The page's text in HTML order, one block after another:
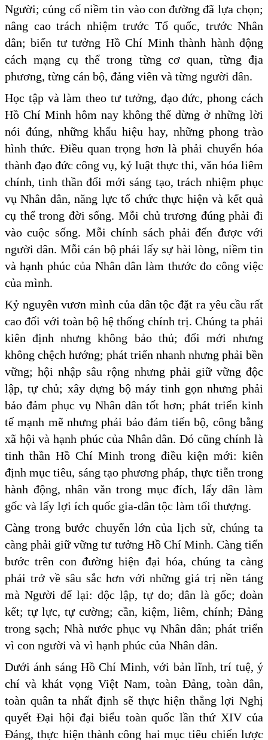
Người; củng cố niềm tin vào con đường đã lựa chọn;
nâng cao trách nhiệm trước Tổ quốc, trước Nhân
dân; biến tư tưởng Hồ Chí Minh thành hành động
cách mạng cụ thể trong từng cơ quan, từng địa
phương, từng cán bộ, đảng viên và từng người dân.
Học tập và làm theo tư tưởng, đạo đức, phong cách
Hồ Chí Minh hôm nay không thể dừng ở những lời
nói đúng, những khẩu hiệu hay, những phong trào
hình thức. Điều quan trọng hơn là phải chuyển hóa
thành đạo đức công vụ, kỷ luật thực thi, văn hóa liêm
chính, tinh thần đổi mới sáng tạo, trách nhiệm phục
vụ Nhân dân, năng lực tổ chức thực hiện và kết quả
cụ thể trong đời sống. Mỗi chủ trương đúng phải đi
vào cuộc sống. Mỗi chính sách phải đến được với
người dân. Mỗi cán bộ phải lấy sự hài lòng, niềm tin
và hạnh phúc của Nhân dân làm thước đo công việc
của mình.
Kỷ nguyên vươn mình của dân tộc đặt ra yêu cầu rất
cao đối với toàn bộ hệ thống chính trị. Chúng ta phải
kiên định nhưng không bảo thủ; đổi mới nhưng
không chệch hướng; phát triển nhanh nhưng phải bền
vững; hội nhập sâu rộng nhưng phải giữ vững độc
lập, tự chủ; xây dựng bộ máy tinh gọn nhưng phải
bảo đảm phục vụ Nhân dân tốt hơn; phát triển kinh
tế mạnh mẽ nhưng phải bảo đảm tiến bộ, công bằng
xã hội và hạnh phúc của Nhân dân. Đó cũng chính là
tinh thần Hồ Chí Minh trong điều kiện mới: kiên
định mục tiêu, sáng tạo phương pháp, thực tiễn trong
hành động, nhân văn trong mục đích, lấy dân làm
gốc và lấy lợi ích quốc gia-dân tộc làm tối thượng.
Càng trong bước chuyển lớn của lịch sử, chúng ta
càng phải giữ vững tư tưởng Hồ Chí Minh. Càng tiến
bước trên con đường hiện đại hóa, chúng ta càng
phải trở về sâu sắc hơn với những giá trị nền tảng
mà Người để lại: độc lập, tự do; dân là gốc; đoàn
kết; tự lực, tự cường; cần, kiệm, liêm, chính; Đảng
trong sạch; Nhà nước phục vụ Nhân dân; phát triển
vì con người và vì hạnh phúc của Nhân dân.
Dưới ánh sáng Hồ Chí Minh, với bản lĩnh, trí tuệ, ý
chí và khát vọng Việt Nam, toàn Đảng, toàn dân,
toàn quân ta nhất định sẽ thực hiện thắng lợi Nghị
quyết Đại hội đại biểu toàn quốc lần thứ XIV của
Đảng, thực hiện thành công hai mục tiêu chiến lược